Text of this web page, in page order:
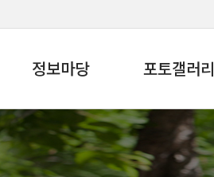
정보마당 포토갤러리